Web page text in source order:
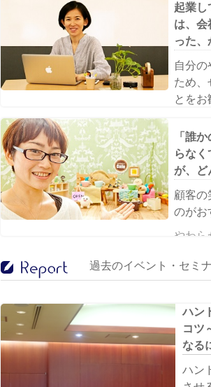
（やさ
起業し
は、会
った
自分
ため、
とを
表取
「誰
らな
が、ど
顧客の
のがお
やわ
過去のイベント・セミ
ハン
コツ
なる
ハン